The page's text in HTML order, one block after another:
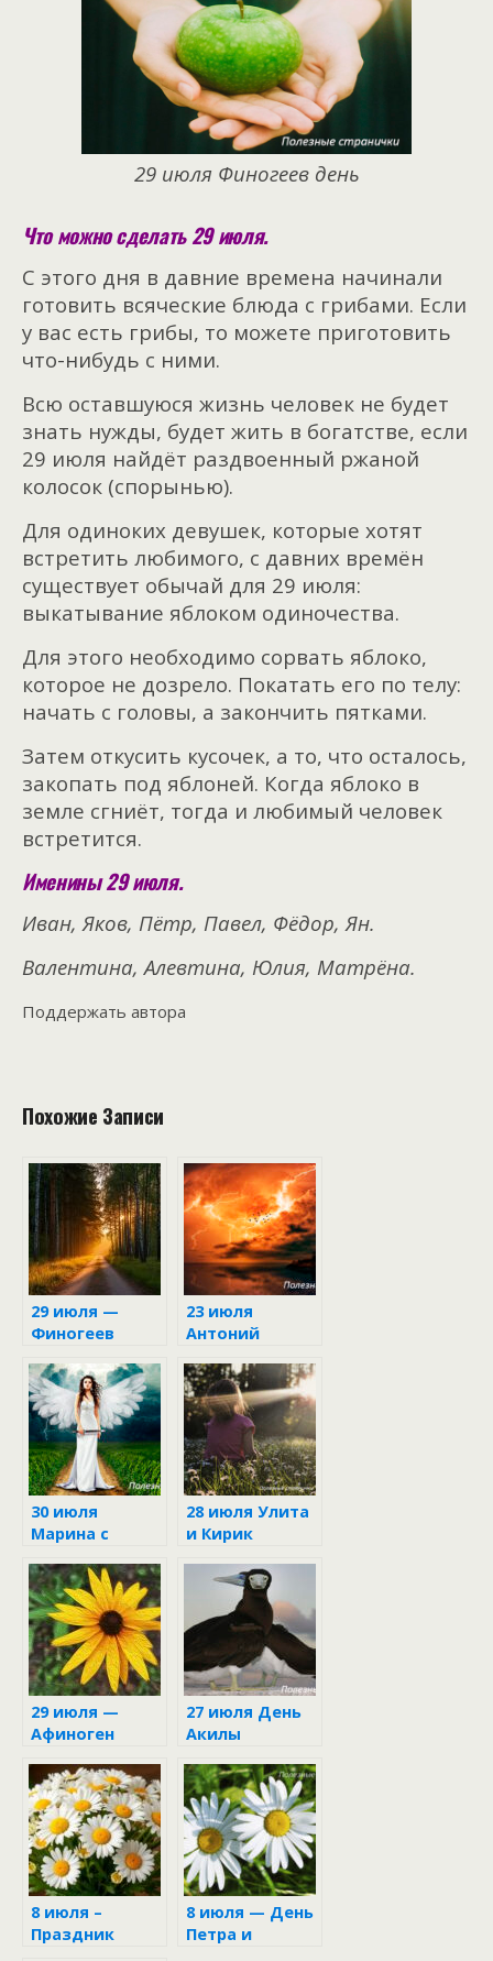
29 июля Финогеев день
Что можно сделать 29 июля.
С этого дня в давние времена начинали
готовить всяческие блюда с грибами. Если
у вас есть грибы, то можете приготовить
что-нибудь с ними.
Всю оставшуюся жизнь человек не будет
знать нужды, будет жить в богатстве, если
29 июля найдёт раздвоенный ржаной
колосок (спорынью).
Для одиноких девушек, которые хотят
встретить любимого, с давних времён
существует обычай для 29 июля:
выкатывание яблоком одиночества.
Для этого необходимо сорвать яблоко,
которое не дозрело. Покатать его по телу:
начать с головы, а закончить пятками.
Затем откусить кусочек, а то, что осталось,
закопать под яблоней. Когда яблоко в
земле сгниёт, тогда и любимый человек
встретится.
Именины 29 июля.
Иван, Яков, Пётр, Павел, Фёдор, Ян.
Валентина, Алевтина, Юлия, Матрёна.
Поддержать автора
Похожие Записи
29 июля —
Финогеев
запреты и
приметы
23 июля
Антоний
30 июля
Марина с
28 июля Улита
и Кирик
29 июля —
Афиноген
27 июля День
Акилы
8 июля –
Праздник
8 июля — День
Петра и